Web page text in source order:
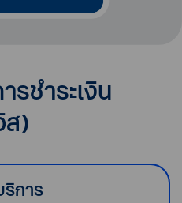
ชำระเงิน
ส)
ริการ